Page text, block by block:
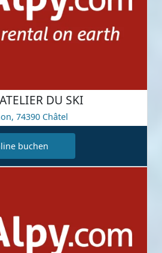
DU SKI
74390 Châtel
buchen